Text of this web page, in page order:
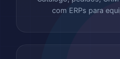
com ERPs para